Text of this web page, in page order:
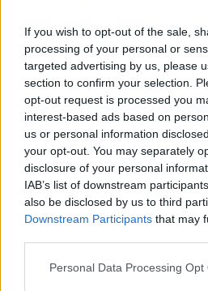
If you wish to opt-out of the sale,
processing of your personal or
targeted advertising by us, please
section to confirm your selection.
opt-out request is processed you
interest-based ads based on
us or personal information
your opt-out. You may separately
disclosure of your personal
IAB’s list of downstream
also be disclosed by us to third
Downstream Participants that may
Personal Data Processing Opt
Orbán Anita arra kérte a
hogy a lehető legnagyobb
Dunán Magyarországra,